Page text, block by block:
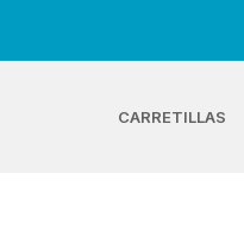
CARRETILLAS